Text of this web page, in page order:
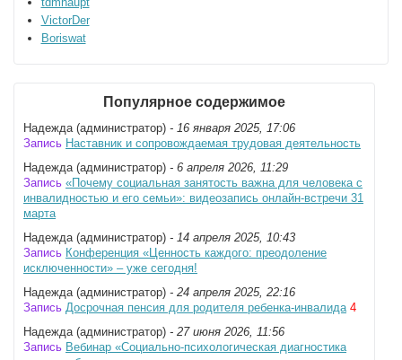
VictorDer
Boriswat
Популярное содержимое
Надежда (администратор) - 16 января 2025, 17:06
Запись Наставник и сопровождаемая трудовая деятельность
Надежда (администратор) - 6 апреля 2026, 11:29
Запись «Почему социальная занятость важна для человека с
инвалидностью и его семьи»: видеозапись онлайн-встречи 31
марта
Надежда (администратор) - 14 апреля 2025, 10:43
Запись Конференция «Ценность каждого: преодоление
исключенности» – уже сегодня!
Надежда (администратор) - 24 апреля 2025, 22:16
Запись Досрочная пенсия для родителя ребенка-инвалида 4
Надежда (администратор) - 27 июня 2026, 11:56
Запись Вебинар «Социально-психологическая диагностика